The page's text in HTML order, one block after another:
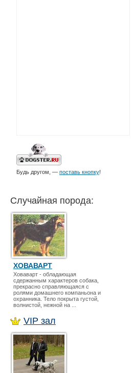
Будь другом, — поставь кнопку!
Случайная порода:
ХОВАВАРТ
Ховаварт - обладающая
сдержанным характеров собака,
прекрасно справляющаяся с
ролями домашнего компаньона и
охранника. Тело покрыта густой,
волнистой, нежной на ...
VIP зал